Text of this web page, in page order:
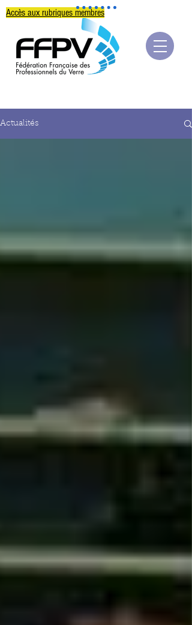
Accès aux rubriques membres
Actualités